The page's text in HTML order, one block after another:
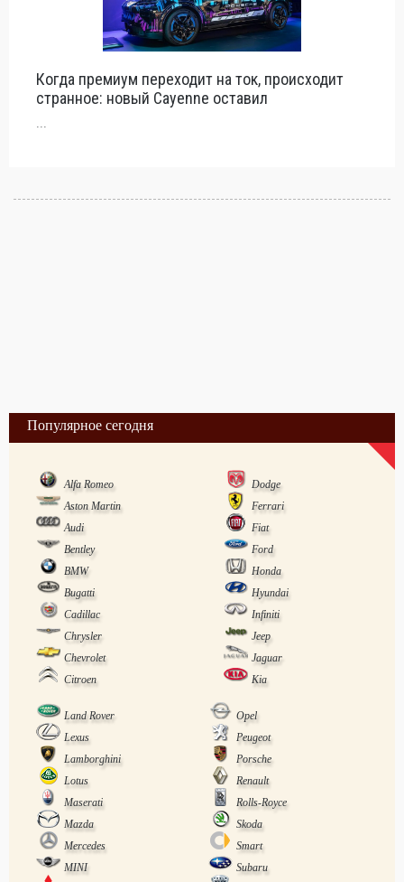
Когда премиум переходит на ток, происходит
странное: новый Cayenne оставил
...
Популярное сегодня
Alfa Romeo
Dodge
Aston Martin
Ferrari
Audi
Fiat
Bentley
Ford
BMW
Honda
Bugatti
Hyundai
Cadillac
Infiniti
Chrysler
Jeep
Chevrolet
Jaguar
Citroen
Kia
Land Rover
Opel
Lexus
Peugeot
Lamborghini
Porsche
Lotus
Renault
Maserati
Rolls-Royce
Mazda
Skoda
Mercedes
Smart
MINI
Subaru